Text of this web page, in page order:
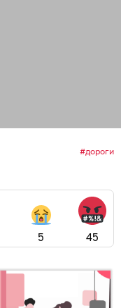
дороги
5 45